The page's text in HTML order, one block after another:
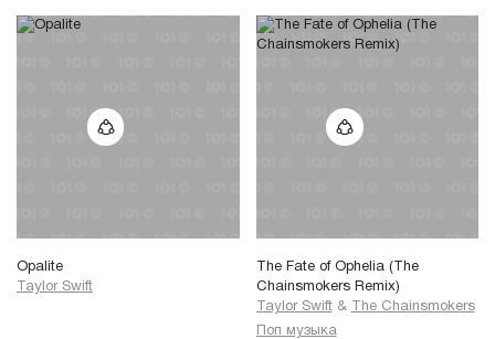
Opalite
Taylor Swift
The Fate of Ophelia (The
Chainsmokers Remix)
Taylor Swift &
The Chainsmokers
Поп музыка